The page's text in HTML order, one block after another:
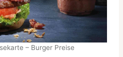
– Burger Preise